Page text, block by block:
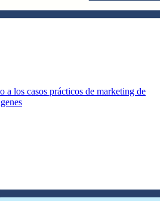
a los casos prácticos de marketing de